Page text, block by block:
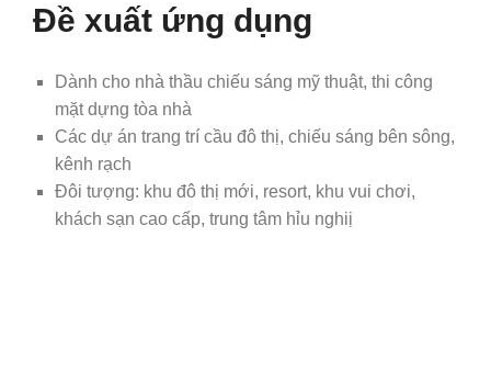
Đề xuất ứng dụng
Dành cho nhà thầu chiếu sáng mỹ thuật, thi công
mặt dựng tòa nhà
Các dự án trang trí cầu đô thị, chiếu sáng bên sông,
kênh rạch
Đôi tượng: khu đô thị mới, resort, khu vui chơi,
khách sạn cao cấp, trung tâm hỉu nghiị